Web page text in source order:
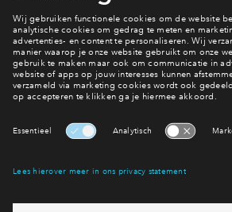
Heb je een vraag?
Contact
eventuele projecten